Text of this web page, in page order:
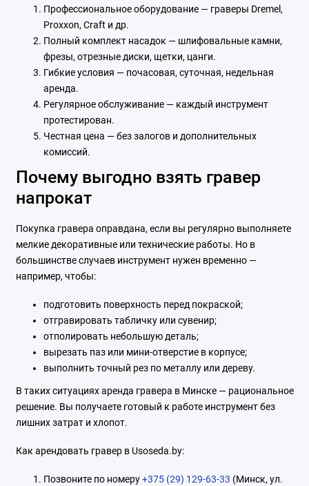
Профессиональное оборудование — граверы Dremel,
Proxxon, Craft и др.
Полный комплект насадок — шлифовальные камни,
фрезы, отрезные диски, щетки, цанги.
Гибкие условия — почасовая, суточная, недельная
аренда.
Регулярное обслуживание — каждый инструмент
протестирован.
Честная цена — без залогов и дополнительных
комиссий.
Почему выгодно взять гравер
напрокат
Покупка гравера оправдана, если вы регулярно выполняете
мелкие декоративные или технические работы. Но в
большинстве случаев инструмент нужен временно —
например, чтобы:
подготовить поверхность перед покраской;
отгравировать табличку или сувенир;
отполировать небольшую деталь;
вырезать паз или мини-отверстие в корпусе;
выполнить точный рез по металлу или дереву.
В таких ситуациях аренда гравера в Минске — рациональное
решение. Вы получаете готовый к работе инструмент без
лишних затрат и хлопот.
Как арендовать гравер в Usoseda.by:
Позвоните по номеру+375 (29) 129-63-33 (Минск, ул.